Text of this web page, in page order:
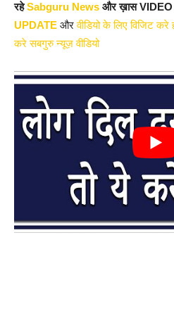
रहेSabguru News और ख़ास VIDEO
UPDATE औरवीडियो के लिए विजिट
करे सबगुरु न्यूज़ वीडियो